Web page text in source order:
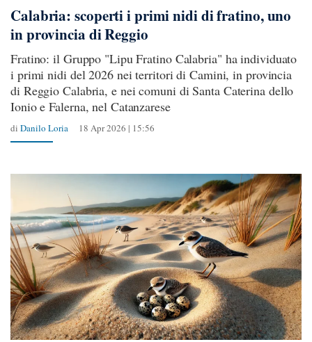
Calabria: scoperti i primi nidi di fratino, uno
in provincia di Reggio
Fratino: il Gruppo "Lipu Fratino Calabria" ha individuato
i primi nidi del 2026 nei territori di Camini, in provincia
di Reggio Calabria, e nei comuni di Santa Caterina dello
Ionio e Falerna, nel Catanzarese
di Danilo Loria 18 Apr 2026 | 15:56